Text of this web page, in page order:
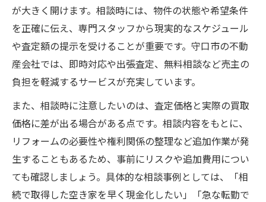
が大きく開けます。相談時には、物件の状態や希望条件
を正確に伝え、専門スタッフから現実的なスケジュール
や査定額の提示を受けることが重要です。守口市の不動
産会社では、即時対応や出張査定、無料相談など売主の
負担を軽減するサービスが充実しています。
また、相談時に注意したいのは、査定価格と実際の買取
価格に差が出る場合がある点です。相談内容をもとに、
リフォームの必要性や権利関係の整理など追加作業が発
生することもあるため、事前にリスクや追加費用につい
ても確認しましょう。具体的な相談事例としては、「相
続で取得した空き家を早く現金化したい」「急な転勤で